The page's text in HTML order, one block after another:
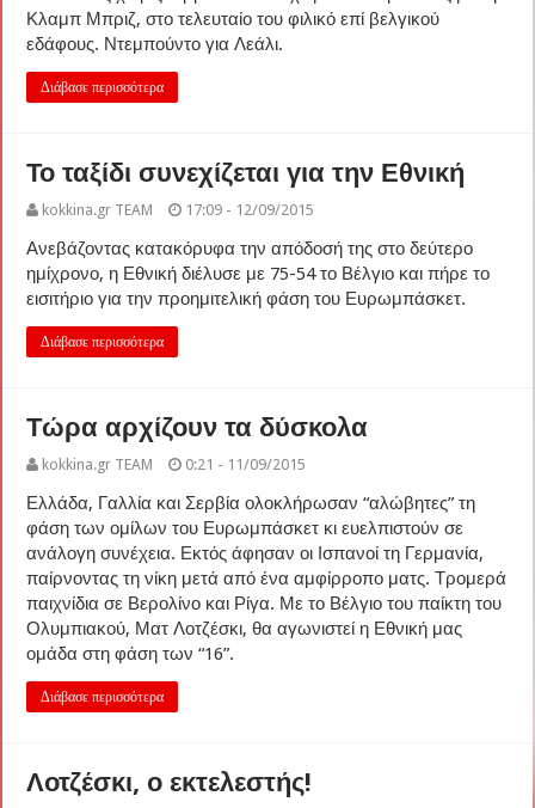
Κλαμπ Μπριζ, στο τελευταίο του φιλικό επί βελγικού
εδάφους. Ντεμπούντο για Λεάλι.
Διάβασε περισσότερα
Το ταξίδι συνεχίζεται για την Εθνική
kokkina.gr TEAM 17:09 - 12/09/2015
Ανεβάζοντας κατακόρυφα την απόδοσή της στο δεύτερο
ημίχρονο, η Εθνική διέλυσε με 75-54 το Βέλγιο και πήρε το
εισιτήριο για την προημιτελική φάση του Ευρωμπάσκετ.
Διάβασε περισσότερα
Τώρα αρχίζουν τα δύσκολα
kokkina.gr TEAM 0:21 - 11/09/2015
Ελλάδα, Γαλλία και Σερβία ολοκλήρωσαν “αλώβητες” τη
φάση των ομίλων του Ευρωμπάσκετ κι ευελπιστούν σε
ανάλογη συνέχεια. Εκτός άφησαν οι Ισπανοί τη Γερμανία,
παίρνοντας τη νίκη μετά από ένα αμφίρροπο ματς. Τρομερά
παιχνίδια σε Βερολίνο και Ρίγα. Με το Βέλγιο του παίκτη του
Ολυμπιακού, Ματ Λοτζέσκι, θα αγωνιστεί η Εθνική μας
ομάδα στη φάση των “16”.
Διάβασε περισσότερα
Λοτζέσκι, ο εκτελεστής!